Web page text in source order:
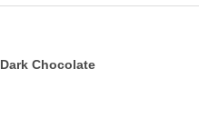
Dark Chocolate